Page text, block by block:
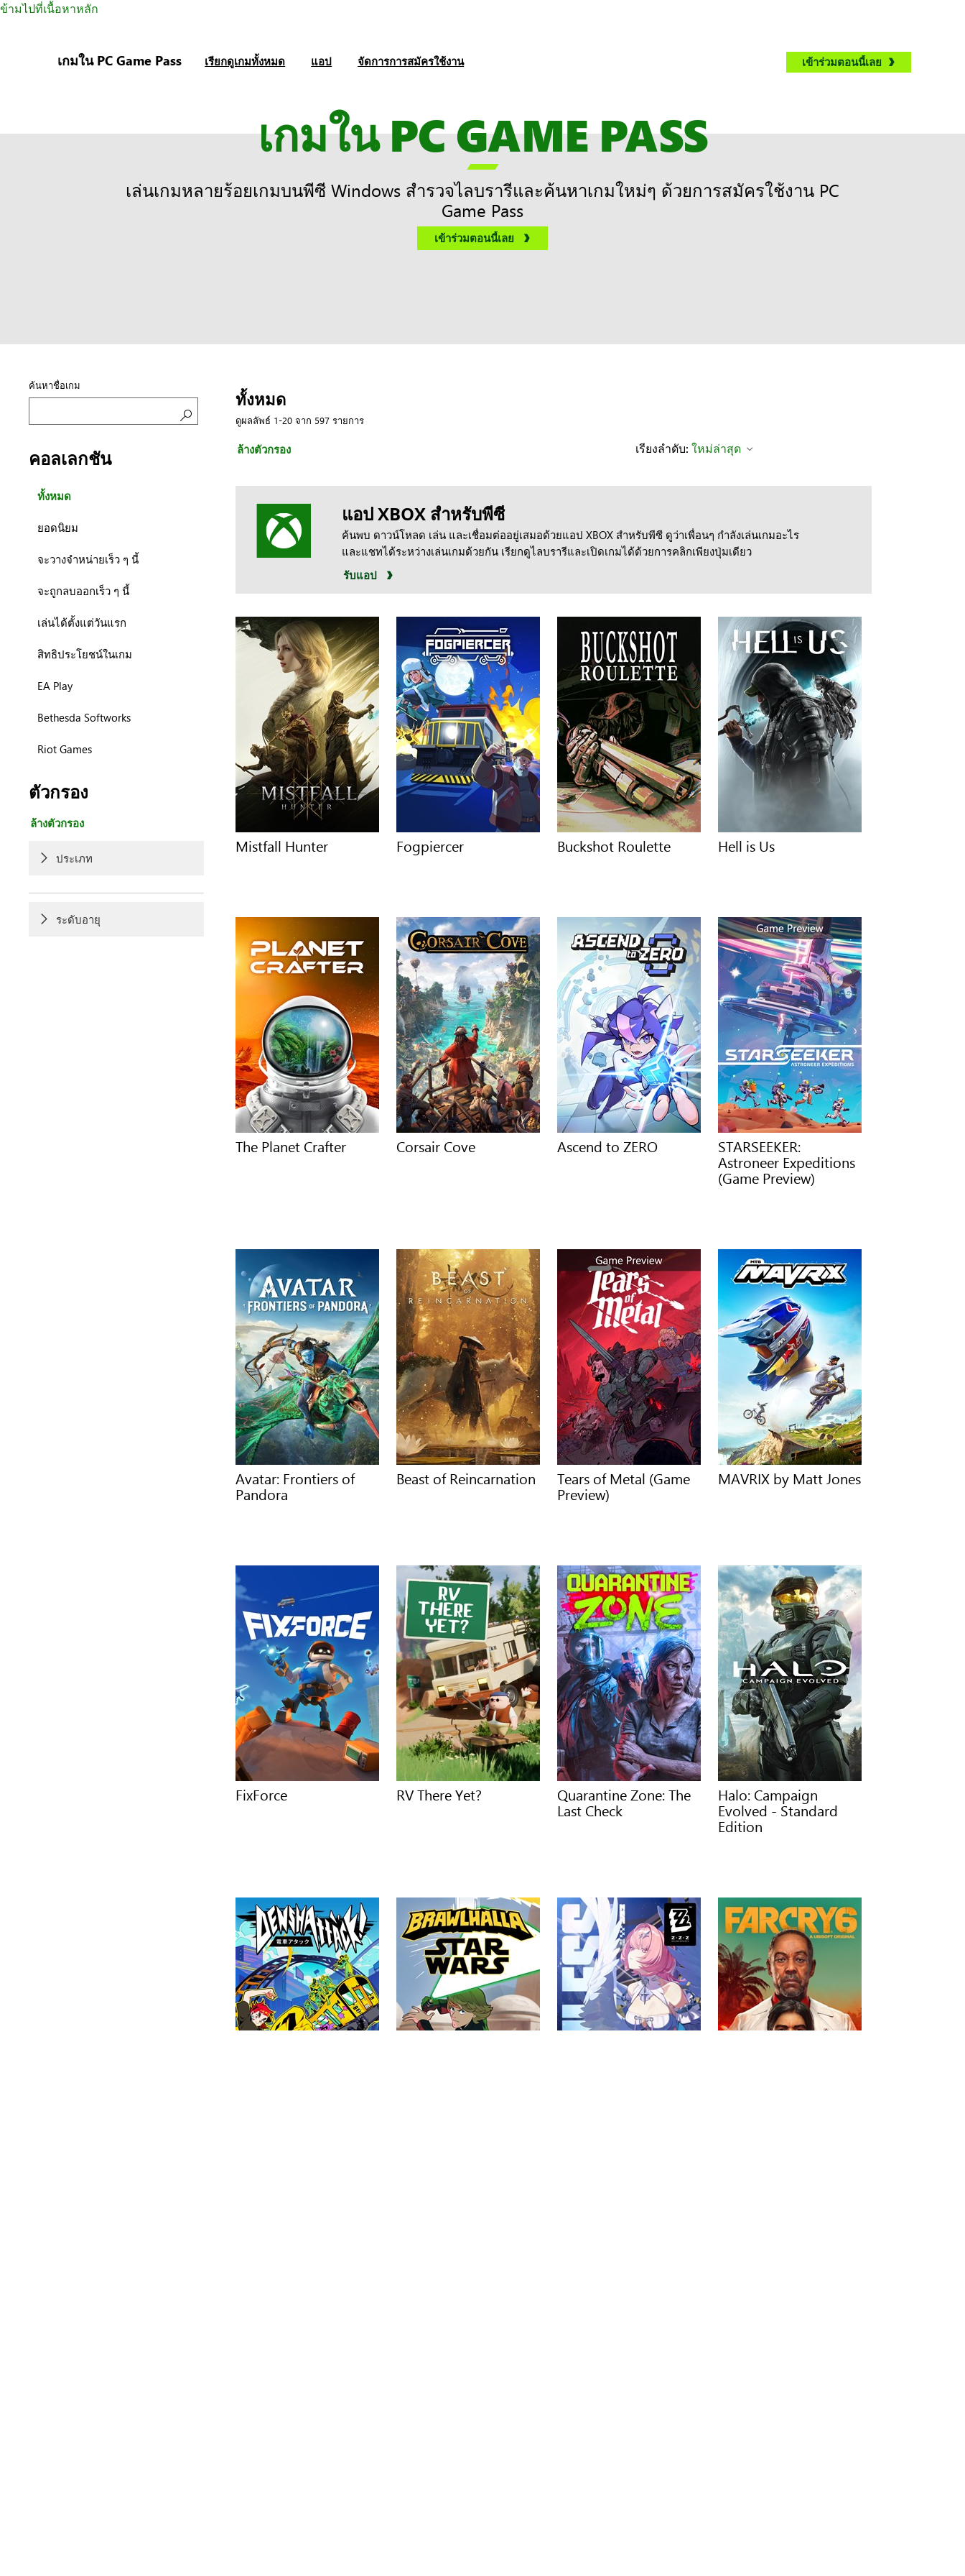
ข้ามไปที่เนื้อหาหลัก
เกมใน PC Game Pass เรียกดูเกมทั้งหมด แอป จัดการการสมัครใช้งาน เข้าร่วมตอนนี้เลย
เกมใน PC GAME PASS

เล่นเกมหลายร้อยเกมบนพีซี Windows สำรวจไลบรารีและค้นหาเกมใหม่ๆ ด้วยการสมัครใช้งาน PC
Game Pass
เข้าร่วมตอนนี้เลย
ค้นหาชื่อเกม
คอลเลกชัน
ทั้งหมด
ยอดนิยม
จะวางจำหน่ายเร็ว ๆ นี้
จะถูกลบออกเร็ว ๆ นี้
เล่นได้ตั้งแต่วันแรก
สิทธิประโยชน์ในเกม
EA Play
Bethesda Softworks
Riot Games
ตัวกรอง
ล้างตัวกรอง
ประเภท
ระดับอายุ
ทั้งหมด
ดูผลลัพธ์ 1-20 จาก 597 รายการ
ล้างตัวกรอง เรียงลำดับ: ใหม่ล่าสุด
แอป XBOX สำหรับพีซี
ค้นพบ ดาวน์โหลด เล่น และเชื่อมต่ออยู่เสมอด้วยแอป XBOX สำหรับพีซี ดูว่าเพื่อนๆ กำลังเล่นเกมอะไร
และแชทได้ระหว่างเล่นเกมด้วยกัน เรียกดูไลบรารีและเปิดเกมได้ด้วยการคลิกเพียงปุ่มเดียว
รับแอป
Mistfall Hunter Fogpiercer Buckshot Roulette Hell is Us
The Planet Crafter Corsair Cove Ascend to ZERO STARSEEKER:
Astroneer Expeditions
(Game Preview)
Avatar: Frontiers of
Pandora
Beast of Reincarnation Tears of Metal (Game
Preview)
MAVRIX by Matt Jones
FixForce RV There Yet? Quarantine Zone: The
Last Check
Halo: Campaign
Evolved - Standard
Edition